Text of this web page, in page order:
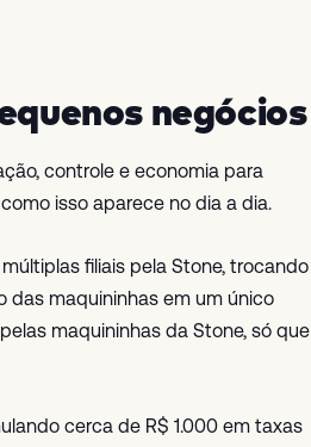
negócios
controle e economia para
isso aparece no dia a dia.
filiais pela Stone, trocando
das maquininhas em um único
maquininhas da Stone, só que
cerca de R$ 1.000 em taxas